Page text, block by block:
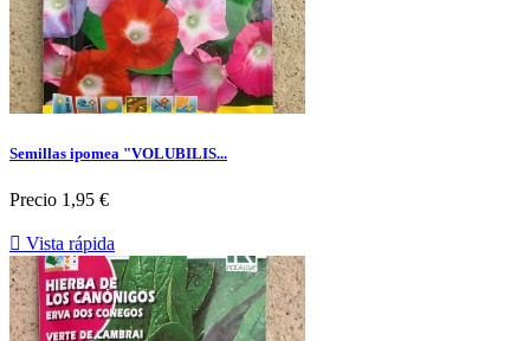
Semillas ipomea "VOLUBILIS...
Precio 1,95 €
 Vista rápida